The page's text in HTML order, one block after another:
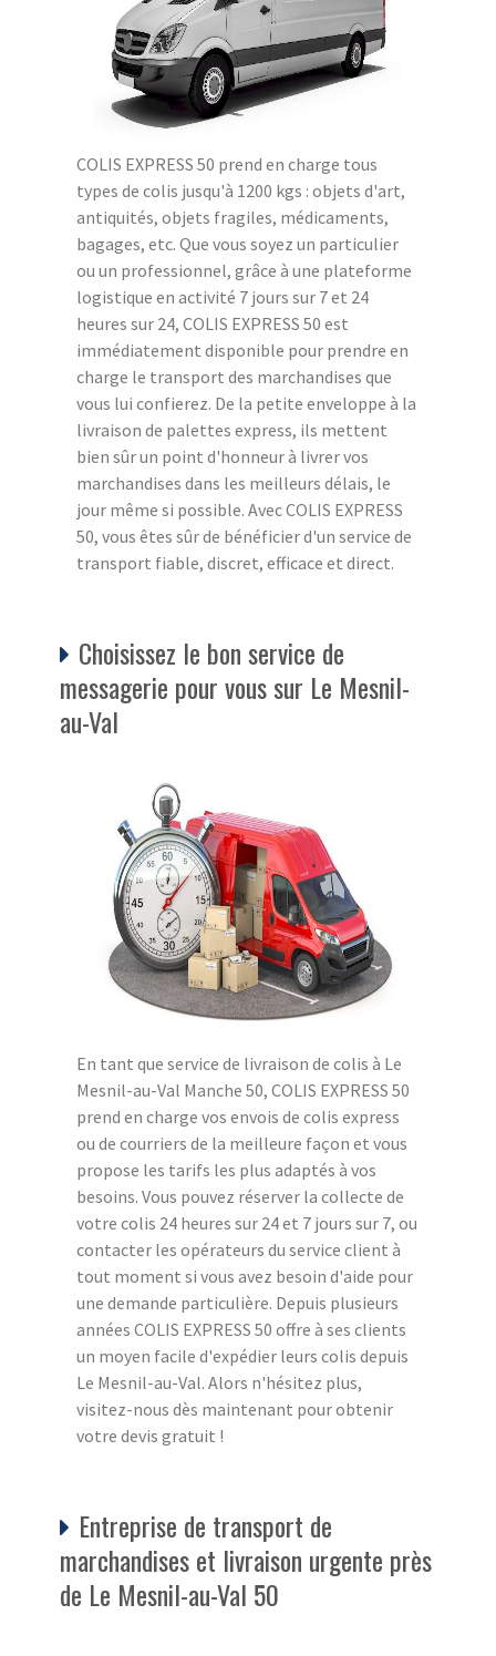
COLIS EXPRESS 50 prend en charge tous
types de colis jusqu'à 1200 kgs : objets d'art,
antiquités, objets fragiles, médicaments,
bagages, etc. Que vous soyez un particulier
ou un professionnel, grâce à une plateforme
logistique en activité 7 jours sur 7 et 24
heures sur 24, COLIS EXPRESS 50 est
immédiatement disponible pour prendre en
charge le transport des marchandises que
vous lui confierez. De la petite enveloppe à la
livraison de palettes express, ils mettent
bien sûr un point d'honneur à livrer vos
marchandises dans les meilleurs délais, le
jour même si possible. Avec COLIS EXPRESS
50, vous êtes sûr de bénéficier d'un service de
transport fiable, discret, efficace et direct.
Choisissez le bon service de
messagerie pour vous sur Le Mesnil-
au-Val
En tant que service de livraison de colis à Le
Mesnil-au-Val Manche 50, COLIS EXPRESS 50
prend en charge vos envois de colis express
ou de courriers de la meilleure façon et vous
propose les tarifs les plus adaptés à vos
besoins. Vous pouvez réserver la collecte de
votre colis 24 heures sur 24 et 7 jours sur 7, ou
contacter les opérateurs du service client à
tout moment si vous avez besoin d'aide pour
une demande particulière. Depuis plusieurs
années COLIS EXPRESS 50 offre à ses clients
un moyen facile d'expédier leurs colis depuis
Le Mesnil-au-Val. Alors n'hésitez plus,
visitez-nous dès maintenant pour obtenir
votre devis gratuit !
Entreprise de transport de
marchandises et livraison urgente près
de Le Mesnil-au-Val 50